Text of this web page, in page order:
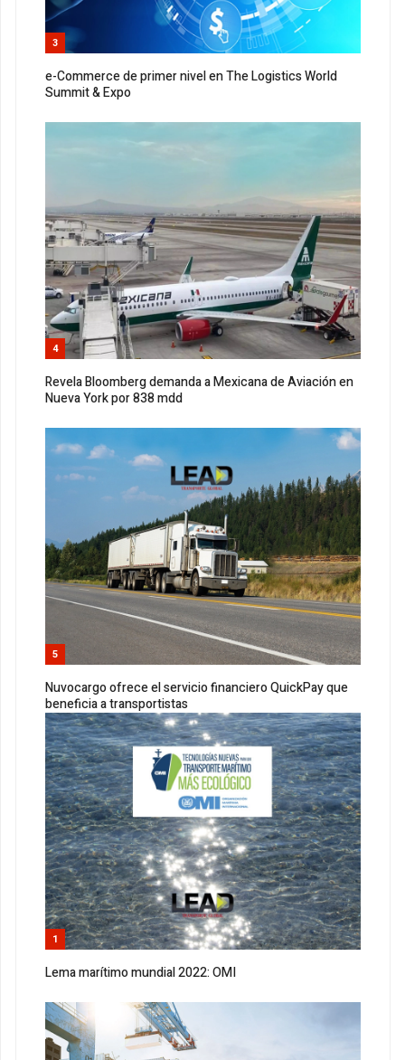
3
e-Commerce de primer nivel en The Logistics World
Summit & Expo
4
Revela Bloomberg demanda a Mexicana de Aviación en
Nueva York por 838 mdd
5
Nuvocargo ofrece el servicio financiero QuickPay que
beneficia a transportistas
1
Lema marítimo mundial 2022: OMI